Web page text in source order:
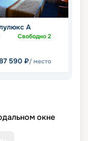
А
Свободно2
590 ₽/ место
окне